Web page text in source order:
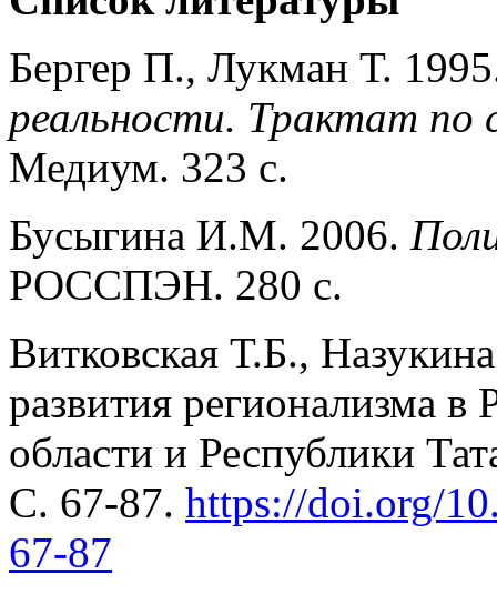
Бергер П., Лукман Т.
реальности. Трактат по
Медиум. 323 с.
Бусыгина И.М. 2006.
РОССПЭН. 280 c.
Витковская Т.Б.,
развития регионализма
области и Республики
С. 67-87. https://doi.org/
67-87